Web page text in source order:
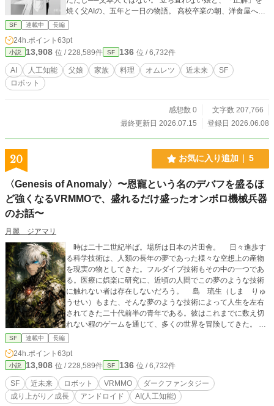
ツでも嗜みながらごゆっくりどうぞ。 主人公だけが安易なチ
ートも赦されない、いろいろガン無視欲望のままのごった煮
ウェスタン＆ポストアポカリプス＆ファンタジーものです。
(表紙絵などはNovelAIにて作成しました。)
焼く父AIの、五年と一日の物語。 高校卒業の朝、洋食屋への
修行入り、高熱で寝込んだ夜の昔話、そして結婚式の朝。書
斎の机の上から、ふたりの不器用な日々が少しずつ重なって
いく。 やがて美月は、父が生前ひとりで残していた「夜のロ
グ」に辿り着く。 自分が「世界一」と呼び続けてきたあのオ
ムレツの、本当の正体を知るために。
SF 連載中 長編
24h.ポイント 63pt
小説 13,908 位 / 228,589件 SF 136 位 / 6,732件
AI 人工知能 父娘 家族 料理 オムレツ 近未来
SF
ロボット
感想数 0
文字数 207,766
最終更新日 2026.07.15
登録日 2026.06.08
20 お気に入り追加 5
〈Genesis of Anomaly〉〜恩寵という名のデバフを盛るほ
ど強くなるVRMMOで、盛れるだけ盛ったオンボロ機械兵器
のお話〜
月麗 ジアマリ
時は二十二世紀半ば。場所は日本の片田舎。 日々進歩す
る科学技術は、人類の長年の夢であった様々な空想上の産物
を現実の物としてきた。フルダイブ技術もその中の一つであ
る。医療に娯楽に研究に、近頃の人間でこの夢のような技術
に触れない者は存在しないだろう。 島 琉生（しま りゅ
うせい）もまた、そんな夢のような技術によって人生を左右
されてきた二十代前半の青年である。彼はこれまでに数え切
れない程のゲームを通じて、多くの世界を冒険してきた。
生まれつき体が弱く、現実での行動に制限がある青年にとっ
て、仮想の空間で経験するあらゆることは目新しく、そして
現実よりも自由だった。 そんな彼が今回選んだのは、ダー
クな世界観のゲームを作ることで一部界隈にカルト的な人気
を誇る企業、ポラリス・テクノロジーが開発した完全新規タ
イトルのVRMMO、《GoA （Genesis of Anomaly）》だ。
事前に公開された紹介トレーラーを見て、既におかしな雰囲
SF 連載中 長編
24h.ポイント 63pt
小説 13,908 位 / 228,589件 SF 136 位 / 6,732件
SF 近未来 ロボット VRMMO
ダークファンタジー
成り上がり／成長
アンドロイド AI(人工知能)